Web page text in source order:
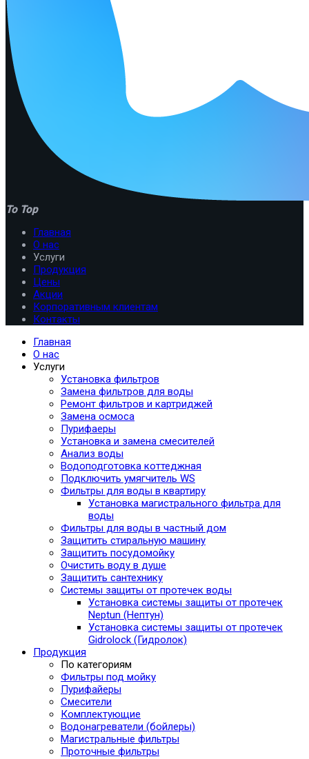
To Top
Главная
О нас
Услуги
Продукция
Цены
Акции
Корпоративным клиентам
Контакты
Главная
О нас
Услуги
Установка фильтров
Замена фильтров для воды
Ремонт фильтров и картриджей
Замена осмоса
Пурифаеры
Установка и замена смесителей
Анализ воды
Водоподготовка коттеджная
Подключить умягчитель WS
Фильтры для воды в квартиру
Установка магистрального фильтра для
воды
Фильтры для воды в частный дом
Защитить стиральную машину
Защитить посудомойку
Очистить воду в душе
Защитить сантехнику
Системы защиты от протечек воды
Установка системы защиты от протечек
Neptun (Нептун)
Установка системы защиты от протечек
Gidrolock (Гидролок)
Продукция
По категориям
Фильтры под мойку
Пурифайеры
Смесители
Комплектующие
Водонагреватели (бойлеры)
Магистральные фильтры
Проточные фильтры